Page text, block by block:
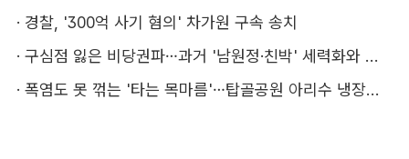
· 경찰, '300억 사기 혐의' 차가원 구속 송치
·
구심점 잃은 비당권파…과거 '남원정·친박' 세력화와 다른 점은
·
폭염도 못 꺾는 '타는 목마름'…탑골공원 아리수 냉장고 가보니